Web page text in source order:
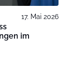
17. Mai 2026
im